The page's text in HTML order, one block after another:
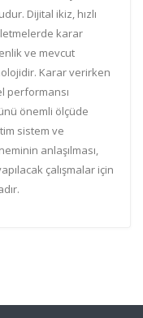
Dijital ikiz, hızlı
karar
ve mevcut
Karar verirken
performansı
önemli ölçüde
sistem ve
anlaşılması,
çalışmalar için